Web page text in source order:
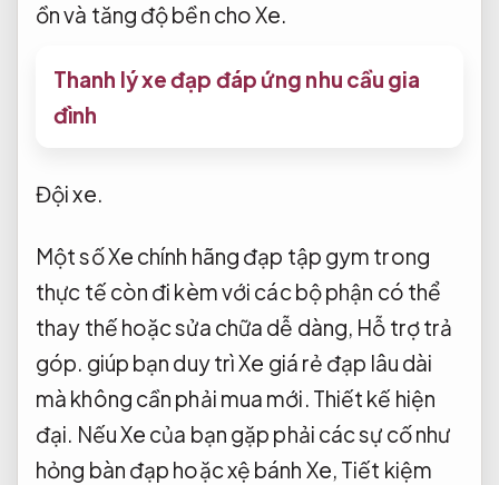
ồn và tăng độ bền cho Xe.
Thanh lý xe đạp đáp ứng nhu cầu gia
đình
Đội xe.
Một số Xe chính hãng đạp tập gym trong
thực tế còn đi kèm với các bộ phận có thể
thay thế hoặc sửa chữa dễ dàng, Hỗ trợ trả
góp. giúp bạn duy trì Xe giá rẻ đạp lâu dài
mà không cần phải mua mới. Thiết kế hiện
đại. Nếu Xe của bạn gặp phải các sự cố như
hỏng bàn đạp hoặc xệ bánh Xe, Tiết kiệm